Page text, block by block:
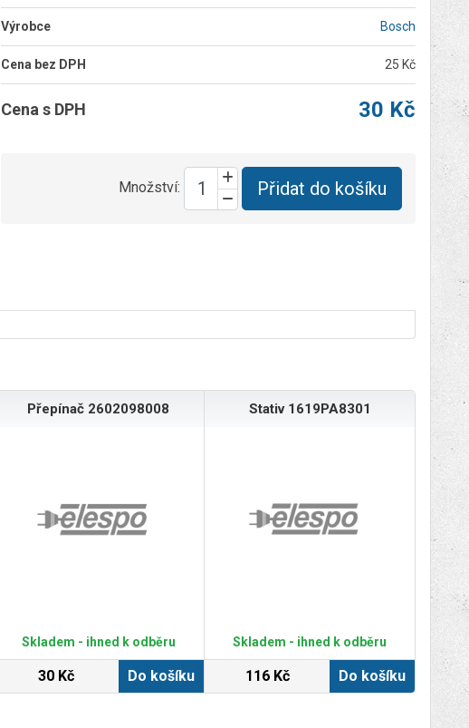
Výrobce Bosch
Cena bez DPH 25 Kč
Cena s DPH 30 Kč
Množství: Přidat do košíku
Přepínač 2602098008
Skladem - ihned k odběru
30 Kč Do košíku
Stativ 1619PA8301
Skladem - ihned k odběru
116 Kč Do košíku